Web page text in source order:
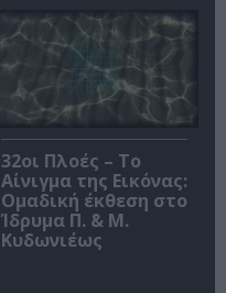
32οι Πλοές – Το
Αίνιγμα της Εικόνας:
Ομαδική έκθεση στο
Ίδρυμα Π. & Μ.
Κυδωνιέως